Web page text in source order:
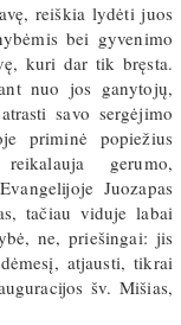
reiškia lydėti juos
bei gyvenimo
kuri dar tik bręsta.
nuo jos ganytojų,
savo sergėjimo
priminė popiežius
gerumo,
Juozapas
tačiau viduje labai
ne, priešingai: jis
atjausti, tikrai
šv. Mišias,